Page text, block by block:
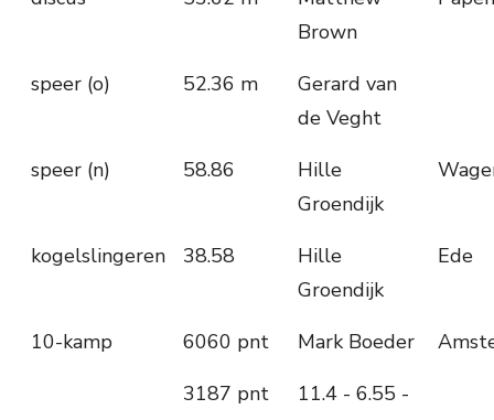
Brown
speer (o) 52.36 m
Gerard van
de Veght
speer (n)
58.86
Hille
Groendijk
kogelslingeren 38.58
Hille
Groendijk
Ede
10-kamp 6060 pnt Mark Boeder
3187 pnt
11.4 - 6.55 -